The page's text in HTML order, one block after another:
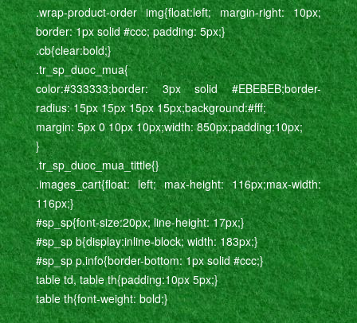
.wrap-product-order img{float:left; margin-right: 10px;
border: 1px solid #ccc; padding: 5px;}
.cb{clear:bold;}
.tr_sp_duoc_mua{
color:#333333;border: 3px solid #EBEBEB;border-
radius: 15px 15px 15px 15px;background:#fff;
margin: 5px 0 10px 10px;width: 850px;padding:10px;
}
.tr_sp_duoc_mua_tittle{}
.images_cart{float: left; max-height: 116px;max-width:
116px;}
#sp_sp{font-size:20px; line-height: 17px;}
#sp_sp b{display:inline-block; width: 183px;}
#sp_sp p.info{border-bottom: 1px solid #ccc;}
table td, table th{padding:10px 5px;}
table th{font-weight: bold;}